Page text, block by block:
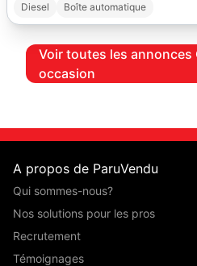
Diesel
Boîte automatique
Voir toutes les
occasion
A propos de ParuVendu
Qui sommes-nous?
Nos solutions pour les pros
Recrutement
Témoignages